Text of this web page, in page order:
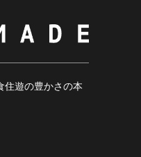
遊の豊かさの本